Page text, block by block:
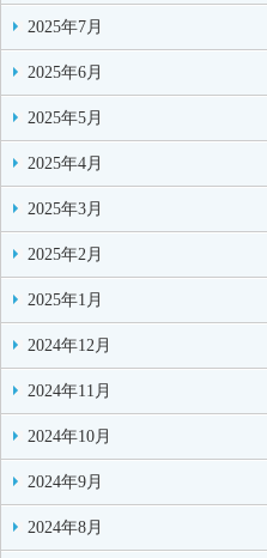
2025年7月
2025年6月
2025年5月
2025年4月
2025年3月
2025年2月
2025年1月
2024年12月
2024年11月
2024年10月
2024年9月
2024年8月